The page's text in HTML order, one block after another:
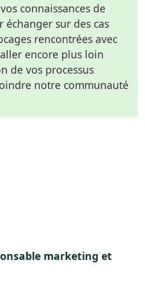
connaissances de
sur des cas
rencontrées avec
encore plus loin
de vos processus
notre communauté
marketing et